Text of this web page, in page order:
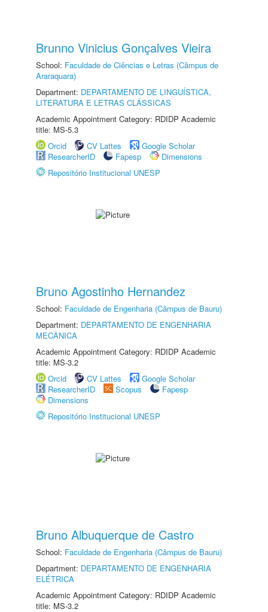
Brunno Vinicius Gonçalves Vieira
School: Faculdade de Ciências e Letras (Câmpus de
Araraquara)
Department: DEPARTAMENTO DE LINGUÍSTICA,
LITERATURA E LETRAS CLÁSSICAS
Academic Appointment Category: RDIDP Academic
title: MS-5.3
Orcid
CV Lattes
Google Scholar
ResearcherID
Fapesp
Dimensions
Repositório Institucional UNESP
Bruno Agostinho Hernandez
School: Faculdade de Engenharia (Câmpus de Bauru)
Department: DEPARTAMENTO DE ENGENHARIA
MECÂNICA
Academic Appointment Category: RDIDP Academic
title: MS-3.2
Orcid
CV Lattes
Google Scholar
ResearcherID
Scopus
Fapesp
Dimensions
Repositório Institucional UNESP
Bruno Albuquerque de Castro
School: Faculdade de Engenharia (Câmpus de Bauru)
Department: DEPARTAMENTO DE ENGENHARIA
ELÉTRICA
Academic Appointment Category: RDIDP Academic
title: MS-3.2